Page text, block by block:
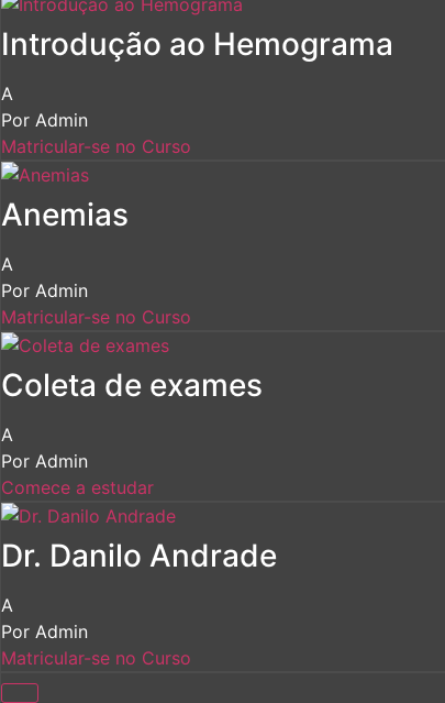
Introdução ao Hemograma
A
Por Admin
Matricular-se no Curso
Anemias
A
Por Admin
Matricular-se no Curso
Coleta de exames
A
Por Admin
Comece a estudar
Dr. Danilo Andrade
A
Por Admin
Matricular-se no Curso